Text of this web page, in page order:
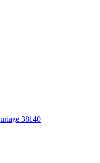
38140